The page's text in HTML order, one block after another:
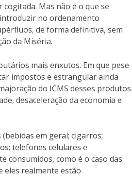
Mas não é o que se
no ordenamento
de forma definitiva, sem
da Miséria.
mais enxutos. Em que pese
impostos e estrangular ainda
do ICMS desses produtos
desaceleração da economia e
em geral; cigarros;
telefones celulares e
consumidos, como é o caso das
eles realmente estão